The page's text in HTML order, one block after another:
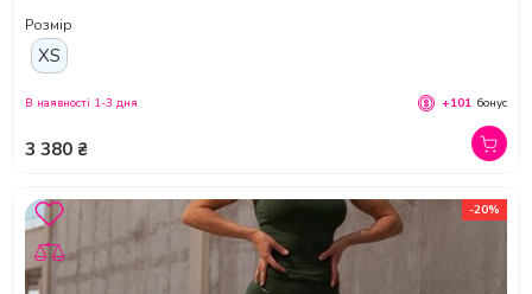
Розмір
XS
3 380 ₴
В наявності 1-3 дня +101 бонус
-20%